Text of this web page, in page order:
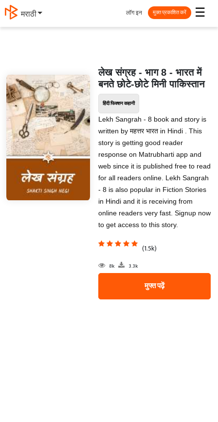
मराठी ☰
लॉग इन मुक्त प्रकाशित करें
लेख संग्रह - भाग 8 - भारत में
बनते छोटे-छोटे मिनी पाकिस्तान
हिंदी फिक्शन कहानी
Lekh Sangrah - 8 book and story is
written by महत्तर भारत in Hindi . This
story is getting good reader
response on Matrubharti app and
web since it is published free to read
for all readers online. Lekh Sangrah
- 8 is also popular in Fiction Stories
in Hindi and it is receiving from
online readers very fast. Signup now
to get access to this story.
(1.5k)
8k 3.3k
मुफ्त पढ़ें